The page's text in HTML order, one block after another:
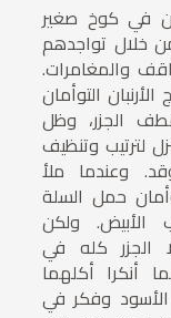
في كوخ صغير
خلال تواجدهم
والمغامرات.
التوأمان
الجزر، وظل
لترتيب وتنظيف
وعندما ملأ
حمل السلة
الأبيض. ولكن
الجزر كله في
أنكرا أكلهما
الأسود وفكر في